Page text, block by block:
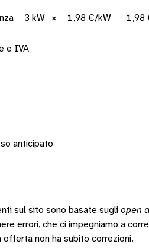
3 kW × 1,98 €/kW 1,98
e IVA
anticipato
sul sito sono basate sugli open
errori, che ci impegniamo a
offerta non ha subito correzioni.